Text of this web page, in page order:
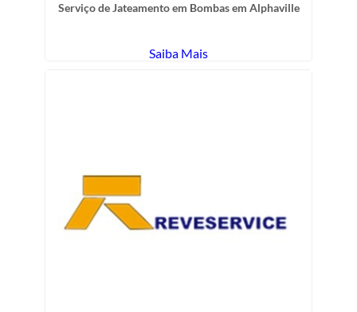
Serviço de Jateamento em Bombas em Alphaville
Saiba Mais